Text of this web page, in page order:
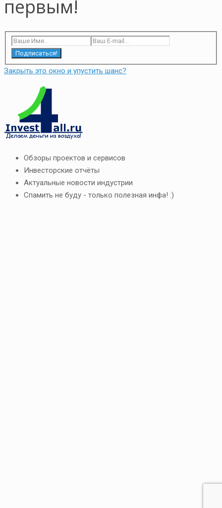
первым!
Подписаться!
Закрыть это окно и упустить шанс?
Обзоры проектов и сервисов
Инвесторские отчёты
Актуальные новости индустрии
Спамить не буду - только полезная инфа! :)